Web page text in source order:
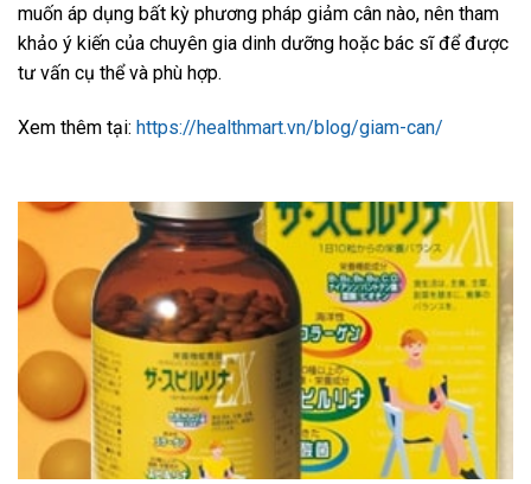
muốn áp dụng bất kỳ phương pháp giảm cân nào, nên tham
khảo ý kiến của chuyên gia dinh dưỡng hoặc bác sĩ để được
tư vấn cụ thể và phù hợp.
Xem thêm tại: https://healthmart.vn/blog/giam-can/